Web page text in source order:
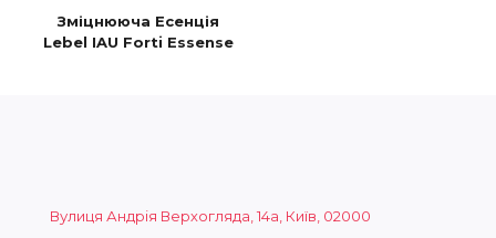
Зміцнююча Есенція
Lebel IAU Forti Essense
Вулиця Андрія Верхогляда, 14а, Київ, 02000